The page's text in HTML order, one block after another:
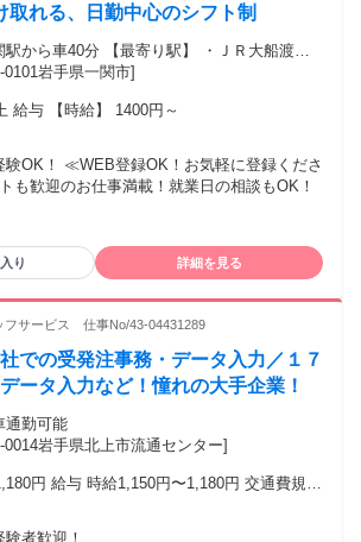
取れる、日勤中心のシフト制
駅から車40分 【最寄り駅】 ・ＪＲ大船渡線
北・北海道新幹線「一ノ関駅」 ・その他
岩手県一関市]
給与 【時給】 1400円～
気軽に登録くださ
も歓迎のお仕事満載！就業日の相談もOK！
り 詳細を見る
フサービス 仕事No/43-04431289
での受発注事務・データ入力／１７
ータ入力など！憧れの大手企業！
通勤可能
0014岩手県北上市流通センター]
円 給与 時給1,150円〜1,180円 交通費規定
を導入しています。 詳細については弊社速
者歓迎！